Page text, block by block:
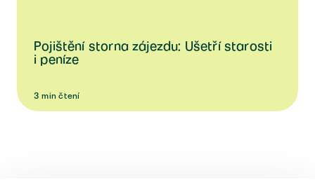
Pojištění storna zájezdu: Ušetří starosti
i peníze
3 minčtení